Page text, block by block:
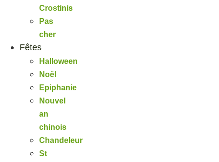
Crostinis
Pas
cher
Fêtes
Halloween
Noël
Epiphanie
Nouvel
an
chinois
Chandeleur
St